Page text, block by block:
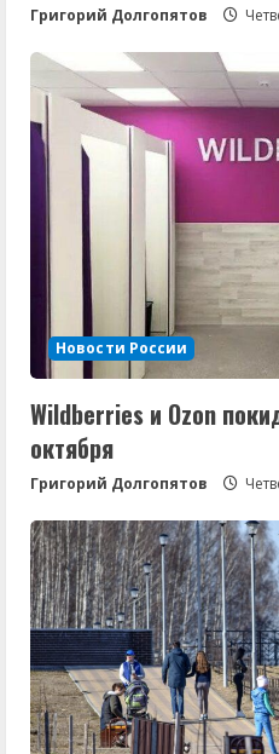
Григорий Долгопятов
Новости России
Wildberries и Ozon
октября
Григорий Долгопятов